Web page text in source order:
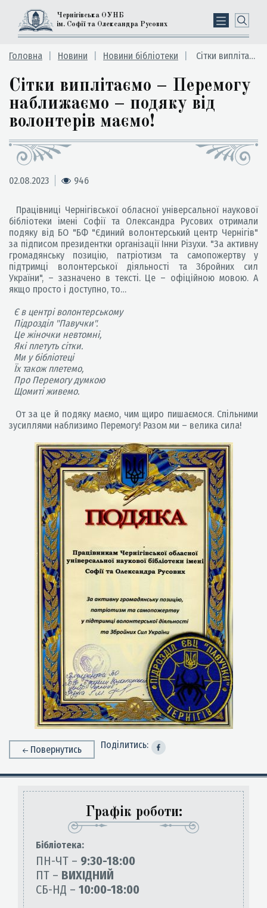
Чернігівська ОУНБ
ім. Софії та Олександра Русових
Головна Новини Новини бібліотеки Сітки виплітаємо – Перемогу наближаємо – подяку від волонтерів маємо!
Сітки виплітаємо – Перемогу
наближаємо – подяку від
волонтерів маємо!
02.08.2023 946
Працівниці Чернігівської обласної універсальної наукової
бібліотеки імені Софії та Олександра Русових отримали
подяку від БО "БФ "Єдиний волонтерський центр Чернігів"
за підписом президентки організації Інни Різухи. "За активну
громадянську позицію, патріотизм та самопожертву у
підтримці волонтерської діяльності та Збройних сил
України", – зазначено в тексті. Це – офіційною мовою. А
якщо просто і доступно, то…
Є в центрі волонтерському
Підрозділ "Павучки".
Це жіночки невтомні,
Які плетуть сітки.
Ми у бібліотеці
Їх також плетемо,
Про Перемогу думкою
Щомиті живемо.
От за це й подяку маємо, чим щиро пишаємося. Спільними
зусиллями наблизимо Перемогу! Разом ми – велика сила!
Повернутись Поділитись:
Графік роботи:
Бiблiотека:
ПН-ЧТ – 9:30-18:00
ПТ – ВИХІДНИЙ
СБ-НД – 10:00-18:00